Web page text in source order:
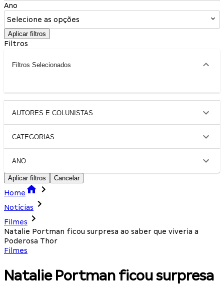
Ano
Selecione as opções
Aplicar filtros
Filtros
Filtros Selecionados
AUTORES E COLUNISTAS
CATEGORIAS
ANO
Aplicar filtros Cancelar
Home
Notícias
Filmes
Natalie Portman ficou surpresa ao saber que viveria a
Poderosa Thor
Filmes
Natalie Portman ficou surpresa